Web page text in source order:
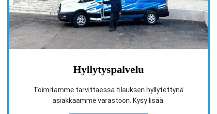
Hyllytyspalvelu
Toimitamme tarvittaessa tilauksen hyllytettynä
asiakkaamme varastoon. Kysy lisää: